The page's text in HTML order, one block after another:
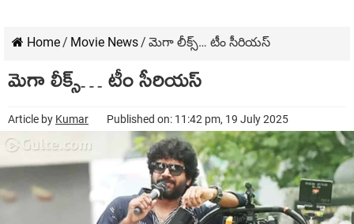
Home/ Movie News/ మెగా లీక్స్… టీం సీరియస్
మెగా లీక్స్… టీం సీరియస్
Article by Kumar Published on: 11:42 pm, 19 July 2025